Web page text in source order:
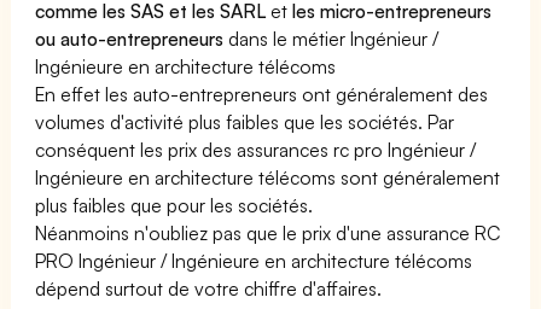
comme les SAS et les SARL etles micro-entrepreneurs
ou auto-entrepreneurs dans le métier Ingénieur /
Ingénieure en architecture télécoms
En effet les auto-entrepreneurs ont généralement des
volumes d'activité plus faibles que les sociétés. Par
conséquent les prix des assurances rc pro Ingénieur /
Ingénieure en architecture télécoms sont généralement
plus faibles que pour les sociétés.
Néanmoins n'oubliez pas que le prix d'une assurance RC
PRO Ingénieur / Ingénieure en architecture télécoms
dépend surtout de votre chiffre d'affaires.